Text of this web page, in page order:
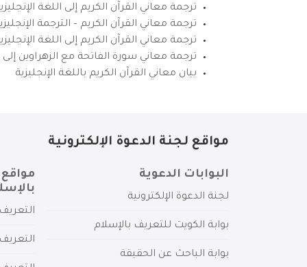
ترجمة معاني القرآن الكريم إلى اللغة
ترجمة معاني القرآن الكريم – الترجمة
ترجمة معاني القرآن الكريم إلى اللغة
ترجمة معاني سورة الفاتحة مع الزهراوين إلى
بيان معاني القرآن الكريم باللغة الإنجليزية
مواقع لجنة الدعوة الإلكترونية
البوابات الدعوية
لجنة الدعوة الإلكترونية
بوابة الكويت للتعريف بالإسلام
بوابة الباحث عن الحقيقة